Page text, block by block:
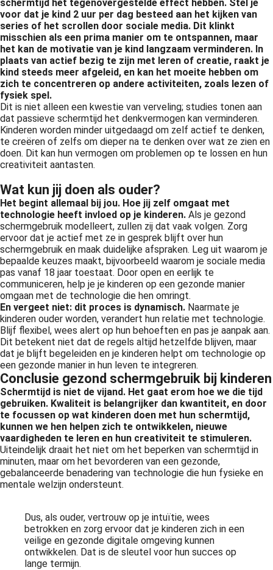
schermtijd het tegenovergestelde effect hebben. Stel je
voor dat je kind 2 uur per dag besteed aan het kijken van
series of het scrollen door sociale media. Dit klinkt
misschien als een prima manier om te ontspannen, maar
het kan de motivatie van je kind langzaam verminderen. In
plaats van actief bezig te zijn met leren of creatie, raakt je
kind steeds meer afgeleid, en kan het moeite hebben om
zich te concentreren op andere activiteiten, zoals lezen of
fysiek spel.
Dit is niet alleen een kwestie van verveling; studies tonen aan
dat passieve schermtijd het denkvermogen kan verminderen.
Kinderen worden minder uitgedaagd om zelf actief te denken,
te creëren of zelfs om dieper na te denken over wat ze zien en
doen. Dit kan hun vermogen om problemen op te lossen en hun
creativiteit aantasten.
Wat kun jij doen als ouder?
Het begint allemaal bij jou. Hoe jij zelf omgaat met
technologie heeft invloed op je kinderen. Als je gezond
schermgebruik modelleert, zullen zij dat vaak volgen. Zorg
ervoor dat je actief met ze in gesprek blijft over hun
schermgebruik en maak duidelijke afspraken. Leg uit waarom je
bepaalde keuzes maakt, bijvoorbeeld waarom je sociale media
pas vanaf 18 jaar toestaat. Door open en eerlijk te
communiceren, help je je kinderen op een gezonde manier
omgaan met de technologie die hen omringt.
En vergeet niet: dit proces is dynamisch. Naarmate je
kinderen ouder worden, verandert hun relatie met technologie.
Blijf flexibel, wees alert op hun behoeften en pas je aanpak aan.
Dit betekent niet dat de regels altijd hetzelfde blijven, maar
dat je blijft begeleiden en je kinderen helpt om technologie op
een gezonde manier in hun leven te integreren.
Conclusie gezond schermgebruik bij kinderen
Schermtijd is niet de vijand. Het gaat erom hoe we die tijd
gebruiken. Kwaliteit is belangrijker dan kwantiteit, en door
te focussen op wat kinderen doen met hun schermtijd,
kunnen we hen helpen zich te ontwikkelen, nieuwe
vaardigheden te leren en hun creativiteit te stimuleren.
Uiteindelijk draait het niet om het beperken van schermtijd in
minuten, maar om het bevorderen van een gezonde,
gebalanceerde benadering van technologie die hun fysieke en
mentale welzijn ondersteunt.
Dus, als ouder, vertrouw op je intuïtie, wees
betrokken en zorg ervoor dat je kinderen zich in een
veilige en gezonde digitale omgeving kunnen
ontwikkelen. Dat is de sleutel voor hun succes op
lange termijn.